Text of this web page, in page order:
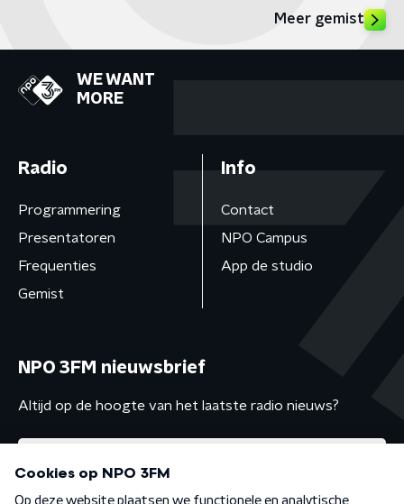
Meer gemist
WE WANT
MORE
Radio
Programmering
Presentatoren
Frequenties
Gemist
Info
Contact
NPO Campus
App de studio
NPO 3FM nieuwsbrief
Altijd op de hoogte van het laatste radio nieuws?